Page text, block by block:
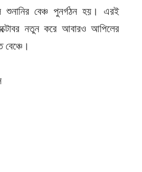
শুনানির বেঞ্চ পুনর্গঠন হয়। এরই
নতুন করে আবারও আপিলের